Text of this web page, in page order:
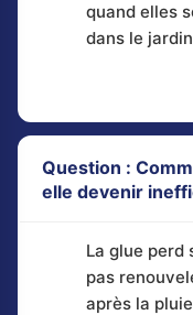
quand elles
dans le
Question :
elle devenir
La glue
pas
après la